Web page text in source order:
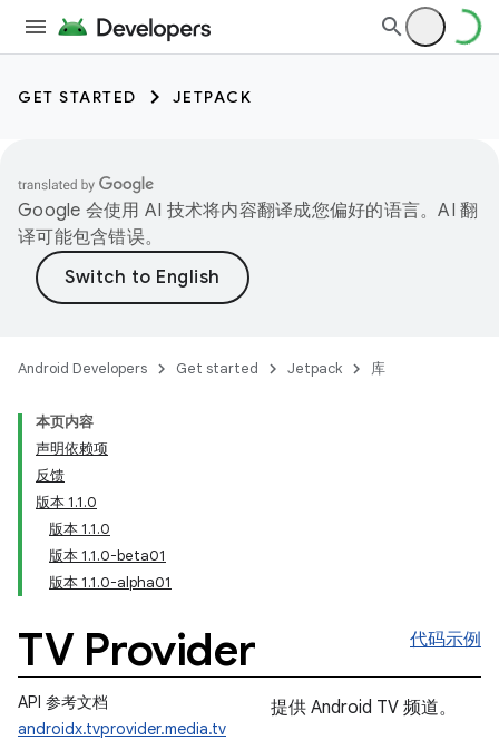
GET STARTED JETPACK
Google 会使用 AI 技术将内容翻译成您偏好的语言。AI 翻
译可能包含错误。
Android Developers Get started Jetpack 库
本页内容
声明依赖项
反馈
版本 1.1.0
版本 1.1.0
版本 1.1.0-beta01
版本 1.1.0-alpha01
TV Provider 代码示例
API 参考文档
androidx.tvprovider.media.tv
提供 Android TV 频道。